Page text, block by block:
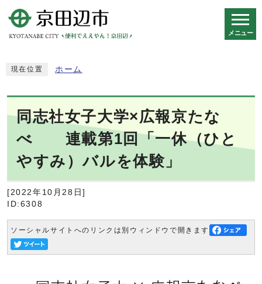
メニュー
現在位置 ホーム
同志社女子大学×広報京たな
べ 連載第1回「一休（ひと
やすみ）バルを体験」
[2022年10月28日]
ID:6308
ソーシャルサイトへのリンクは別ウィンドウで開きます